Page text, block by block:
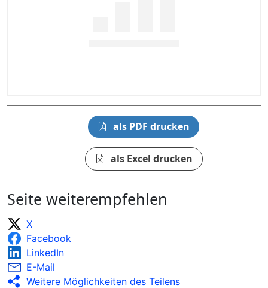
als PDF drucken
als Excel drucken
Seite weiterempfehlen
X
Facebook
LinkedIn
E-Mail
Weitere Möglichkeiten des Teilens